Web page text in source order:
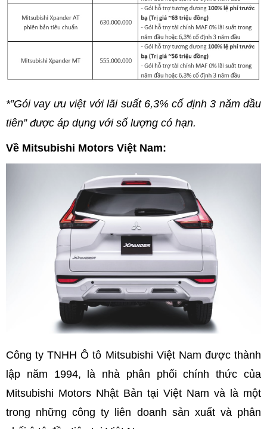
*”Gói vay ưu việt với lãi suất 6,3% cố định 3 năm đầu
tiên” được áp dụng với số lượng có hạn.
Về Mitsubishi Motors Việt Nam:
Công ty TNHH Ô tô Mitsubishi Việt Nam được thành
lập năm 1994, là nhà phân phối chính thức của
Mitsubishi Motors Nhật Bản tại Việt Nam và là một
trong những công ty liên doanh sản xuất và phân